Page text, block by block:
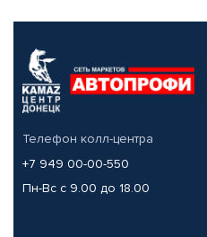
Телефон колл-центра
+7 949 00-00-550
Пн-Вс с 9.00 до 18.00